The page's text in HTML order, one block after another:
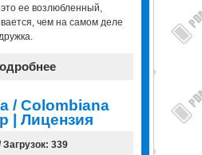
ее возлюбленный,
чем на самом деле
/ Colombiana
| Лицензия
339